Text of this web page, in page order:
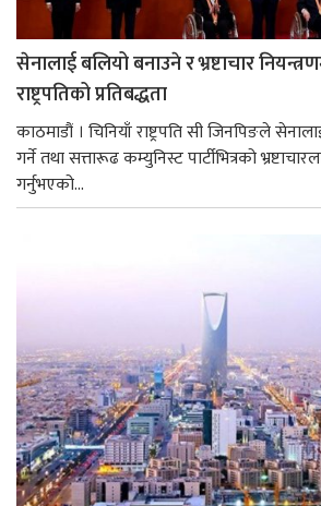
सेनालाई बलियो बनाउने र भ्रष्टाचार
राष्ट्रपतिको प्रतिबद्धता
काठमाडौं । चिनियाँ राष्ट्रपति सी जिनपिङले
गर्ने तथा सत्तारूढ कम्युनिस्ट पार्टीभित्रको
गर्नुभएको...